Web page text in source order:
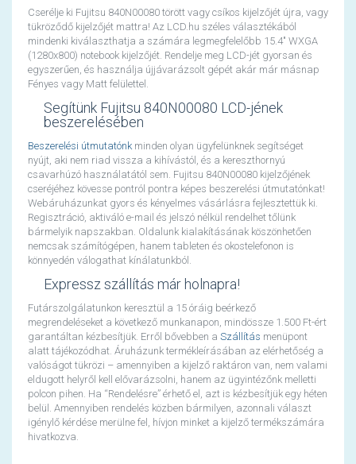
Cserélje ki Fujitsu 840N00080 törött vagy csíkos kijelzőjét újra, vagy
tükröződő kijelzőjét mattra! Az LCD.hu széles választékából
mindenki kiválaszthatja a számára legmegfelelőbb 15.4" WXGA
(1280x800) notebook kijelzőjét. Rendelje meg LCD-jét gyorsan és
egyszerűen, és használja újjávarázsolt gépét akár már másnap
Fényes vagy Matt felülettel.
Segítünk Fujitsu 840N00080 LCD-jének
beszerelésében
Beszerelési útmutatónkminden olyan ügyfelünknek segítséget
nyújt, aki nem riad vissza a kihívástól, és a kereszthornyú
csavarhúzó használatától sem. Fujitsu 840N00080 kijelzőjének
cseréjéhez kövesse pontról pontra képes beszerelési útmutatónkat!
Webáruházunkat gyors és kényelmes vásárlásra fejlesztettük ki.
Regisztráció, aktiváló e-mail és jelszó nélkül rendelhet tőlünk
bármelyik napszakban. Oldalunk kialakításának köszönhetően
nemcsak számítógépen, hanem tableten és okostelefonon is
könnyedén válogathat kínálatunkból.
Expressz szállítás már holnapra!
Futárszolgálatunkon keresztül a 15 óráig beérkező
megrendeléseket a következő munkanapon, mindössze 1.500 Ft-ért
garantáltan kézbesítjük. Erről bővebben a Szállítás menüpont
alatt tájékozódhat. Áruházunk termékleírásában az elérhetőség a
valóságot tükrözi – amennyiben a kijelző raktáron van, nem valami
eldugott helyről kell elővarázsolni, hanem az ügyintézőnk melletti
polcon pihen. Ha “Rendelésre” érhető el, azt is kézbesítjük egy héten
belül. Amennyiben rendelés közben bármilyen, azonnali választ
igénylő kérdése merülne fel, hívjon minket a kijelző termékszámára
hivatkozva.